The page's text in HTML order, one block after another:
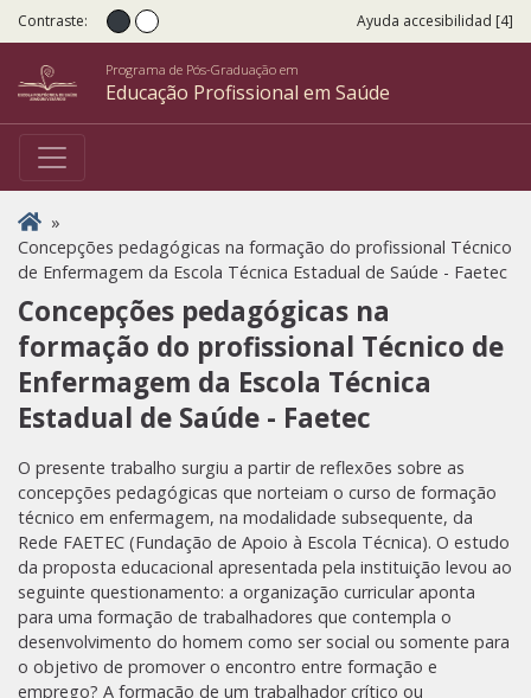
Contraste: Contraste normal
Alto Contraste Ayuda accesibilidad [4]
Programa de Pós-Graduação em
Educação Profissional em Saúde
Usted está aquí
»
Concepções pedagógicas na formação do profissional Técnico
de Enfermagem da Escola Técnica Estadual de Saúde - Faetec
Concepções pedagógicas na
formação do profissional Técnico de
Enfermagem da Escola Técnica
Estadual de Saúde - Faetec
O presente trabalho surgiu a partir de reflexões sobre as
concepções pedagógicas que norteiam o curso de formação
técnico em enfermagem, na modalidade subsequente, da
Rede FAETEC (Fundação de Apoio à Escola Técnica). O estudo
da proposta educacional apresentada pela instituição levou ao
seguinte questionamento: a organização curricular aponta
para uma formação de trabalhadores que contempla o
desenvolvimento do homem como ser social ou somente para
o objetivo de promover o encontro entre formação e
emprego? A formação de um trabalhador crítico ou